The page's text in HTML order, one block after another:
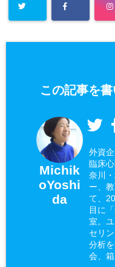
この記事を
Michik
oYoshi
da
外資
臨床
奈川
ー、
て、
目に
室。
セリ
分析
会、